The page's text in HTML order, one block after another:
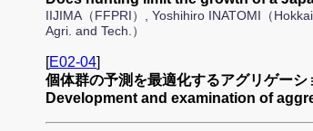
IIJIMA（FFPRI）, Yoshihiro INATOMI（
Agri. and Tech.）
[E02-04]
個体群の予測を最適化するアグリゲーシ
Development and examination of